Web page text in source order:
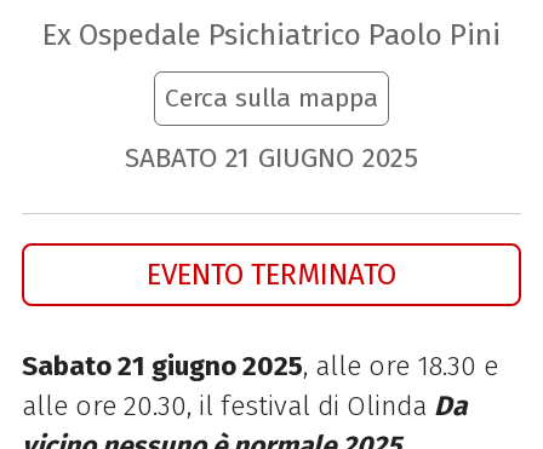
Ex Ospedale Psichiatrico Paolo Pini
Cerca sulla mappa
SABATO 21 GIUGNO 2025
EVENTO TERMINATO
Sabato 21 giugno 2025, alle ore 18.30 e
alle ore 20.30, il festival di Olinda Da